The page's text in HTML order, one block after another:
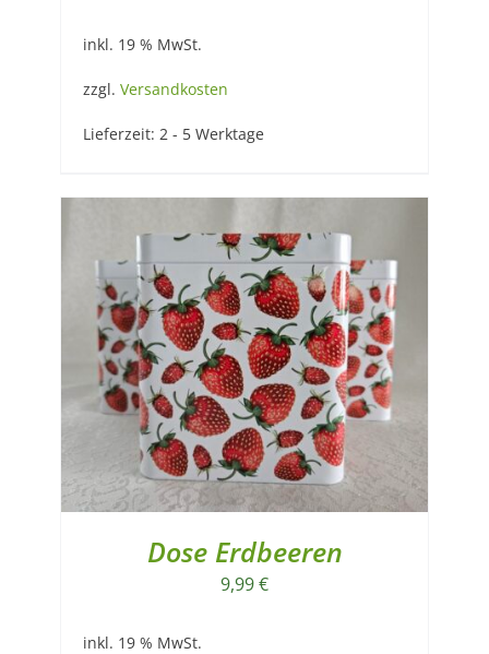
inkl. 19 % MwSt.
zzgl. Versandkosten
Lieferzeit: 2 - 5 Werktage
Dose Erdbeeren
9,99€
inkl. 19 % MwSt.